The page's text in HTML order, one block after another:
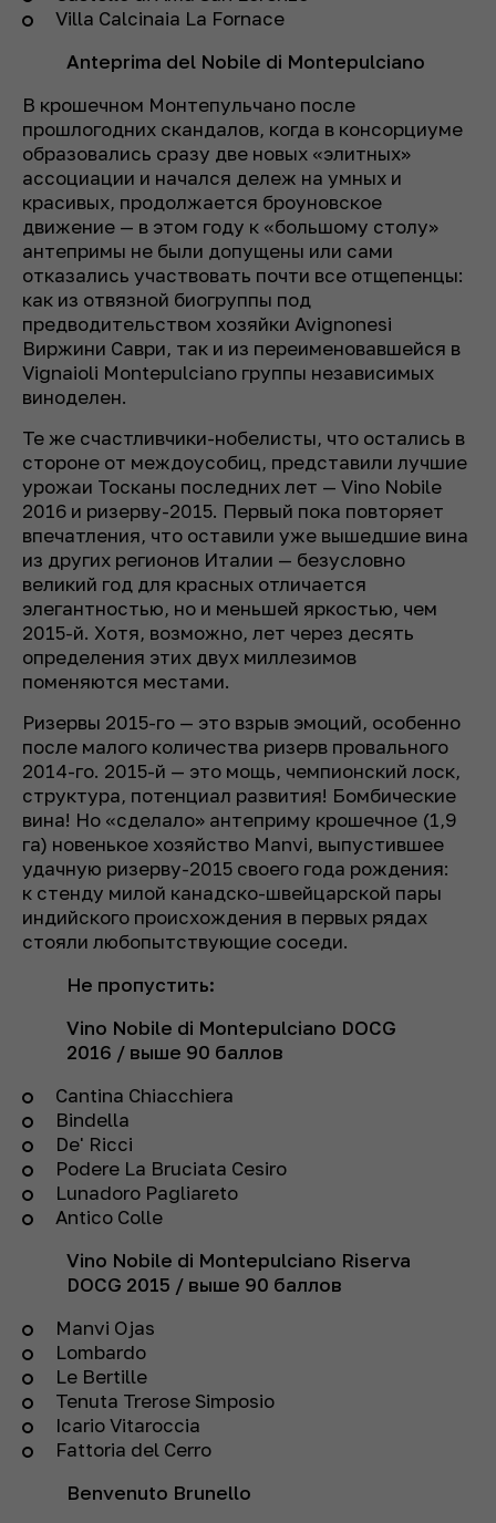
Villa Calcinaia La Fornace
Anteprima del Nobile di Montepulciano
В крошечном Монтепульчано после
прошлогодних скандалов, когда в консорциуме
образовались сразу две новых «элитных»
ассоциации и начался дележ на умных и
красивых, продолжается броуновское
движение — в этом году к «большому столу»
антепримы не были допущены или сами
отказались участвовать почти все отщепенцы:
как из отвязной биогруппы под
предводительством хозяйки Avignonesi
Виржини Саври, так и из переименовавшейся в
Vignaioli Montepulciano группы независимых
виноделен.
Те же счастливчики-нобелисты, что остались в
стороне от междоусобиц, представили лучшие
урожаи Тосканы последних лет — Vino Nobile
2016 и ризерву-2015. Первый пока повторяет
впечатления, что оставили уже вышедшие вина
из других регионов Италии — безусловно
великий год для красных отличается
элегантностью, но и меньшей яркостью, чем
2015-й. Хотя, возможно, лет через десять
определения этих двух миллезимов
поменяются местами.
Ризервы 2015-го — это взрыв эмоций, особенно
после малого количества ризерв провального
2014-го. 2015-й — это мощь, чемпионский лоск,
структура, потенциал развития! Бомбические
вина! Но «сделало» антеприму крошечное (1,9
га) новенькое хозяйство Manvi, выпустившее
удачную ризерву-2015 своего года рождения:
к стенду милой канадско-швейцарской пары
индийского происхождения в первых рядах
стояли любопытствующие соседи.
Не пропустить:
Vino Nobile di Montepulciano DOCG
2016 / выше 90 баллов
Cantina Chiacchiera
Bindella
De' Ricci
Podere La Bruciata Cesiro
Lunadoro Pagliareto
Antico Colle
Vino Nobile di Montepulciano Riserva
DOCG 2015 / выше 90 баллов
Manvi Ojas
Lombardo
Le Bertille
Tenuta Trerose Simposio
Icario Vitaroccia
Fattoria del Cerro
Benvenuto Brunello